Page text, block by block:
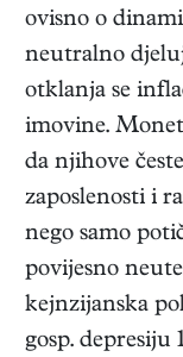
ovisno o
neutralno
otklanja se
imovine.
da njihove
zaposlenosti i
nego samo
povijesno
kejnzijanska
gosp. depresiju